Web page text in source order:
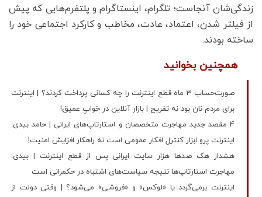
زندگی‌شان آنجاست؛ تلگرام، اینستاگرام و پلتفرم‌هایی که پیش
از فیلتر شدن، اعتماد، عادت، مخاطب و کارکرد اجتماعی خود را
ساخته بودند.
همچنین بخوانید
صورت‌حساب 3 ماه قطع اینترنت را چه کسانی پرداخت کردند؟ | اینترنت
برای مردم نان بود نه تفریح | بازار آنلاین در خوابِ عمیق!
4 مقصد جدید مهاجرت متخصصان و استارتاپ‌های ایرانی | حامد بیدی:
اینترنت پرو ابزار کنترل افکار عمومی است نه راهکار افزایش امنیت!
هشدار هک صدها هزار سایت ایرانی پس از قطع اینترنت | بیدی:
مهاجرت استارتاپ‌ها نتیجه سیاست‌های اشتباه در حکمرانی است
اینترنت برمی‌گردد یا «لوکس» و «فروشی» می‌شود؟ | وقتی دولت از